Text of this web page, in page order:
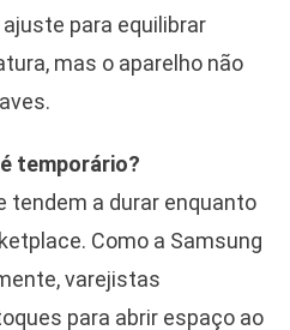
para equilibrar
mas o aparelho não
temporário?
tendem a durar enquanto
Como a Samsung
varejistas
para abrir espaço ao